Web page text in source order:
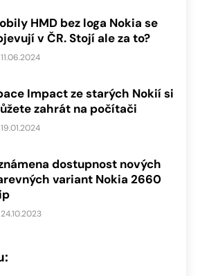
HMD bez loga Nokia se
v ČR. Stojí ale za to?
11.06.2024
Impact ze starých Nokií si
zahrát na počítači
19.01.2024
dostupnost nových
variant Nokia 2660
24.10.2023